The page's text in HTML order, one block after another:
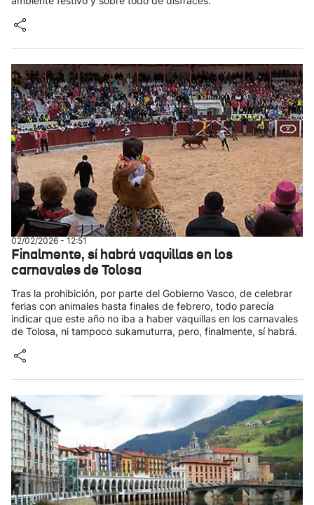
02/02/2026 - 12:51
Finalmente, sí habrá vaquillas en los
carnavales de Tolosa
Tras la prohibición, por parte del Gobierno Vasco, de celebrar
ferias con animales hasta finales de febrero, todo parecía
indicar que este año no iba a haber vaquillas en los carnavales
de Tolosa, ni tampoco sukamuturra, pero, finalmente, sí habrá.